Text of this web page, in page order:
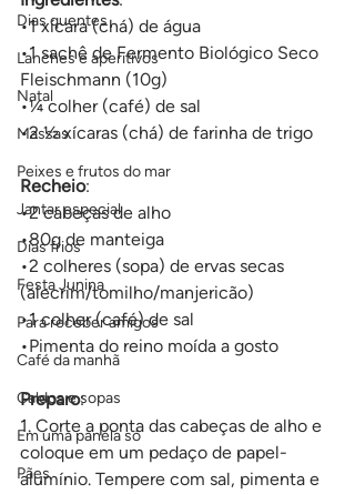
Dias quentes
Lanches e aperitivos
Natal
Massas
Peixes e frutos do mar
Jantar especial
Dias frios
Festa Junina
Para receber amigos
Café da manhã
Caldos e sopas
Em uma panela só
Pães
•1 xícara (chá) de água
•1 sachê de Fermento Biológico Seco
Fleischmann (10g)
•¼ colher (café) de sal
•2 ½ xícaras (chá) de farinha de trigo
Recheio:
•2 cabeças de alho
•80g de manteiga
•2 colheres (sopa) de ervas secas
(alecrim/tomilho/manjericão)
•1 colher (café) de sal
•Pimenta do reino moída a gosto
Preparo:
1. Corte a ponta das cabeças de alho e
coloque em um pedaço de papel-
alumínio. Tempere com sal, pimenta e